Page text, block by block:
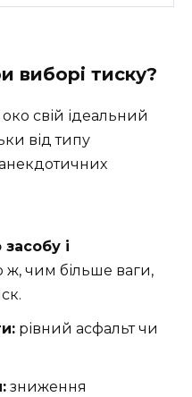
виборі тиску?
свій ідеальний
від типу
анекдотичних
і
ж, чим більше ваги,
рівний асфальт чи
зниження